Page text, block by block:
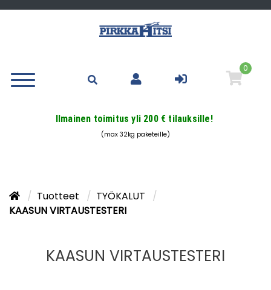
0
Ilmainen toimitus yli 200 € tilauksille!
(max 32kg paketeille)
Tuotteet
TYÖKALUT
KAASUN VIRTAUSTESTERI
KAASUN VIRTAUSTESTERI